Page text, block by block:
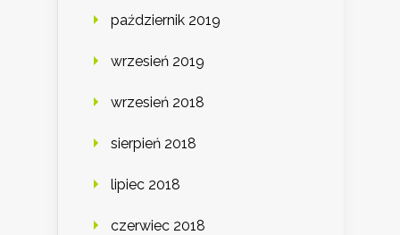
październik 2019
wrzesień 2019
wrzesień 2018
sierpień 2018
lipiec 2018
czerwiec 2018